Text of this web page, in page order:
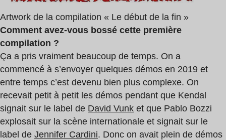
Artwork de la compilation « Le début de la fin »
Comment avez-vous bossé cette première
compilation ?
Ça a pris vraiment beaucoup de temps. On a
commencé à s’envoyer quelques démos en 2019 et
entre temps c’est devenu bien plus complexe. On
recevait petit à petit les démos pendant que Kendal
signait sur le label de David Vunk et que Pablo Bozzi
explosait sur la scène internationale et signait sur le
label de Jennifer Cardini. Donc on avait plein de démos